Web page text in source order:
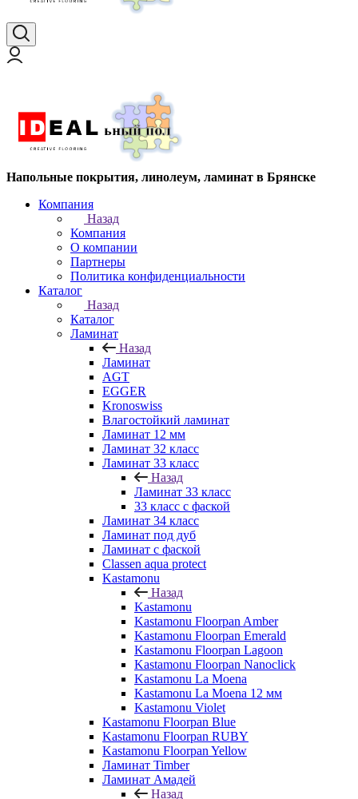
Напольные покрытия, линолеум, ламинат в Брянске
Компания
Назад
Компания
О компании
Партнеры
Политика конфиденциальности
Каталог
Назад
Каталог
Ламинат
Назад
Ламинат
AGT
EGGER
Kronoswiss
Влагостойкий ламинат
Ламинат 12 мм
Ламинат 32 класс
Ламинат 33 класс
Назад
Ламинат 33 класс
33 класс с фаской
Ламинат 34 класс
Ламинат под дуб
Ламинат с фаской
Classen aqua protect
Kastamonu
Назад
Kastamonu
Kastamonu Floorpan Amber
Kastamonu Floorpan Emerald
Kastamonu Floorpan Lagoon
Kastamonu Floorpan Nanoclick
Kastamonu La Moena
Kastamonu La Moena 12 мм
Kastamonu Violet
Kastamonu Floorpan Blue
Kastamonu Floorpan RUBY
Kastamonu Floorpan Yellow
Ламинат Timber
Ламинат Амадей
Назад